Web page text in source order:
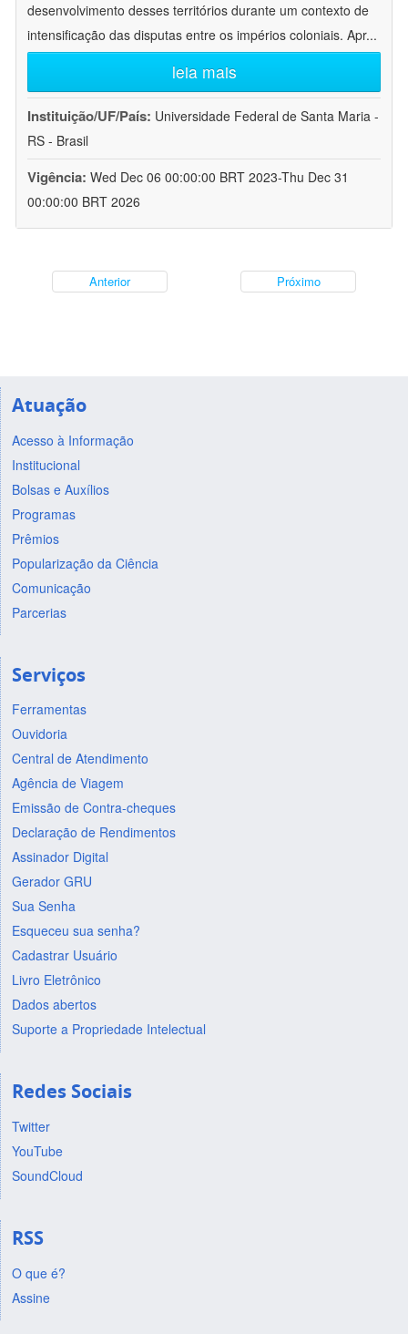
desenvolvimento desses territórios durante um contexto de
intensificação das disputas entre os impérios coloniais. Apr...
leia mais
Instituição/UF/País: Universidade Federal de Santa Maria -
RS - Brasil
Vigência: Wed Dec 06 00:00:00 BRT 2023-Thu Dec 31
00:00:00 BRT 2026
Anterior Próximo
Atuação
Acesso à Informação
Institucional
Bolsas e Auxílios
Programas
Prêmios
Popularização da Ciência
Comunicação
Parcerias
Serviços
Ferramentas
Ouvidoria
Central de Atendimento
Agência de Viagem
Emissão de Contra-cheques
Declaração de Rendimentos
Assinador Digital
Gerador GRU
Sua Senha
Esqueceu sua senha?
Cadastrar Usuário
Livro Eletrônico
Dados abertos
Suporte a Propriedade Intelectual
Redes Sociais
Twitter
YouTube
SoundCloud
RSS
O que é?
Assine